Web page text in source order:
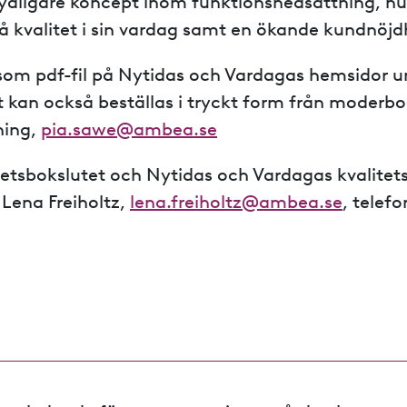
kvalitet i sin vardag samt en ökande
pdf-fil på Nytidas och Vardagas hemsidor
kan också beställas i tryckt form från
pia.sawe@ambea.se
och Nytidas och Vardagas
Freiholtz, lena.freiholtz@ambea.se,